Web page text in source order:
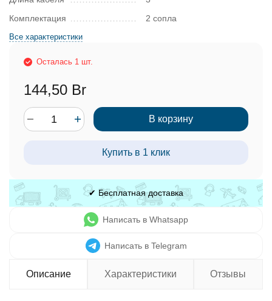
Комплектация
2 сопла
Все характеристики
Осталась 1 шт.
144,50 Br
В корзину
Купить в 1 клик
✔ Бесплатная доставка
Написать в Whatsapp
Написать в Telegram
Описание Характеристики Отзывы